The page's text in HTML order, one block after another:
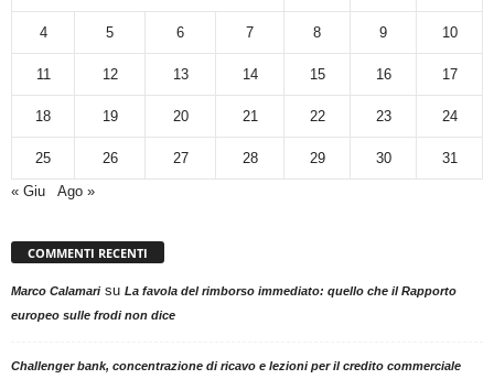
4 5 6 7 8 9 10
11 12 13 14 15 16 17
18 19 20 21 22 23 24
25 26 27 28 29 30
31
« Giu
Ago »
COMMENTI RECENTI
Marco Calamarisu La favola del rimborso immediato: quello che il Rapporto
europeo sulle frodi non dice
Challenger bank, concentrazione di ricavo e lezioni per il credito commerciale